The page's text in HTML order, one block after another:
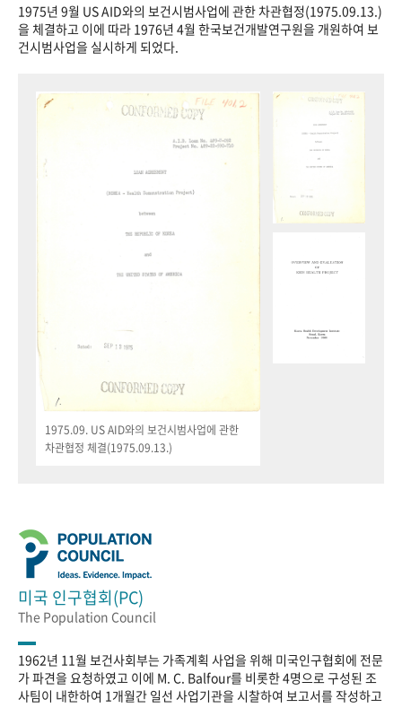
1975년 9월 US AID와의 보건시범사업에 관한 차관협정(1975.09.13.)
을 체결하고 이에 따라 1976년 4월 한국보건개발연구원을 개원하여 보
건시범사업을 실시하게 되었다.
1975.09. US AID와의 보건시범사업에 관한
차관협정 체결(1975.09.13.)
미국 인구협회(PC)
The Population Council
1962년 11월 보건사회부는 가족계획 사업을 위해 미국인구협회에 전문
가 파견을 요청하였고 이에 M. C. Balfour를 비롯한 4명으로 구성된 조
사팀이 내한하여 1개월간 일선 사업기관을 시찰하여 보고서를 작성하고